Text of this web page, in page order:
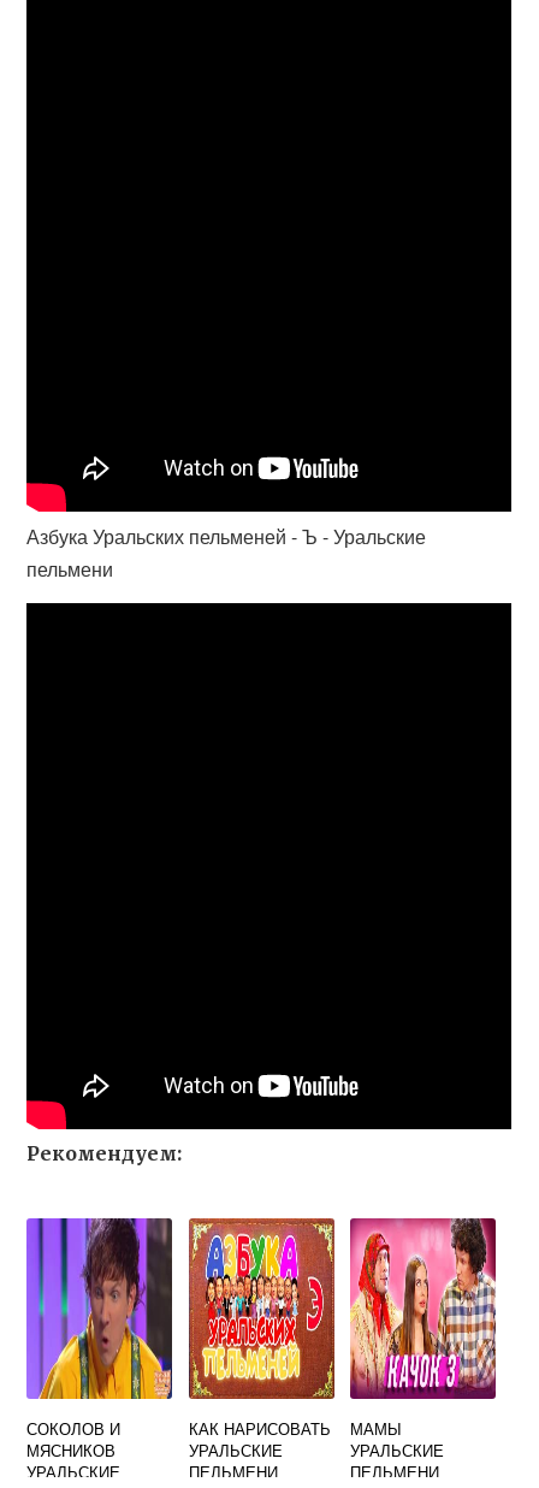
Азбука Уральских пельменей - Ъ - Уральские
пельмени
Рекомендуем:
СОКОЛОВ И
МЯСНИКОВ
УРАЛЬСКИЕ
КАК НАРИСОВАТЬ
УРАЛЬСКИЕ
ПЕЛЬМЕНИ
МАМЫ
УРАЛЬСКИЕ
ПЕЛЬМЕНИ